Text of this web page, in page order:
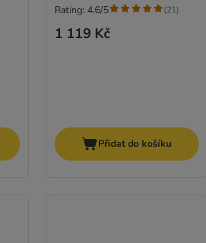
1 119 Kč
Rating: 4.6/5 (21)
Přidat do košíku